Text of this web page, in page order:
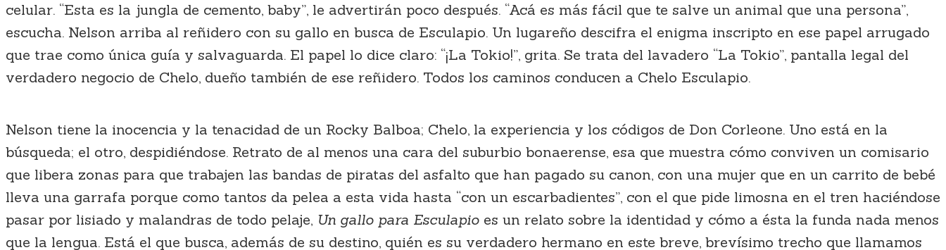
celular. “Esta es la jungla de cemento, baby”, le advertirán poco después. “Acá es más fácil que te salve un animal que una persona”,
escucha. Nelson arriba al reñidero con su gallo en busca de Esculapio. Un lugareño descifra el enigma inscripto en ese papel arrugado
que trae como única guía y salvaguarda. El papel lo dice claro: “¡La Tokio!”, grita. Se trata del lavadero “La Tokio”, pantalla legal del
verdadero negocio de Chelo, dueño también de ese reñidero. Todos los caminos conducen a Chelo Esculapio.
Nelson tiene la inocencia y la tenacidad de un Rocky Balboa; Chelo, la experiencia y los códigos de Don Corleone. Uno está en la
búsqueda; el otro, despidiéndose. Retrato de al menos una cara del suburbio bonaerense, esa que muestra cómo conviven un comisario
que libera zonas para que trabajen las bandas de piratas del asfalto que han pagado su canon, con una mujer que en un carrito de bebé
lleva una garrafa porque como tantos da pelea a esta vida hasta “con un escarbadientes”, con el que pide limosna en el tren haciéndose
pasar por lisiado y malandras de todo pelaje, Un gallo para Esculapio es un relato sobre la identidad y cómo a ésta la funda nada menos
que la lengua. Está el que busca, además de su destino, quién es su verdadero hermano en este breve, brevísimo trecho que llamamos